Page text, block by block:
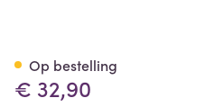
€ 32,90
Op bestelling